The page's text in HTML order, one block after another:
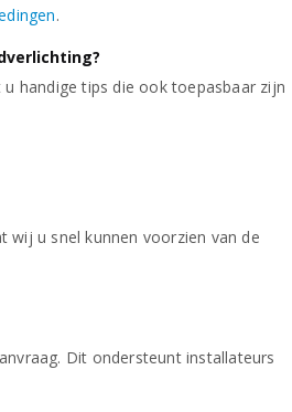
.
u handige tips die ook toepasbaar zijn
wij u snel kunnen voorzien van de
Dit ondersteunt installateurs